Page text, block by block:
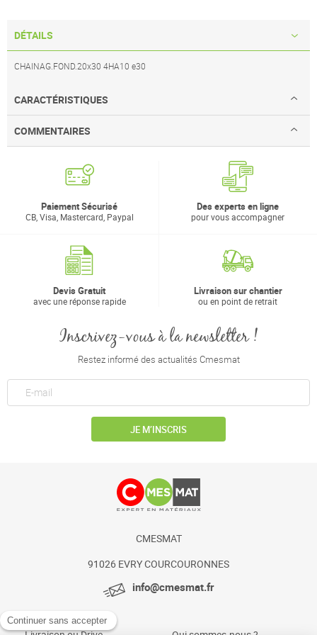
DÉTAILS
CHAINAG.FOND.20x30 4HA10 e30
CARACTÉRISTIQUES
COMMENTAIRES
Paiement Sécurisé
CB, Visa, Mastercard, Paypal
Des experts en ligne
pour vous accompagner
Devis Gratuit
avec une réponse rapide
Livraison sur chantier
ou en point de retrait
Inscrivez-vous à la newsletter !
Restez informé des actualités Cmesmat
JE M’INSCRIS
CMESMAT
91026 EVRY COURCOURONNES
info@cmesmat.fr